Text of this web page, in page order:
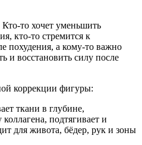
то хочет уменьшить
кто-то стремится к
похудения, а кому-то важно
и восстановить силу после
коррекции фигуры:
ткани в глубине,
подтягивает и
для живота, бёдер, рук и зоны